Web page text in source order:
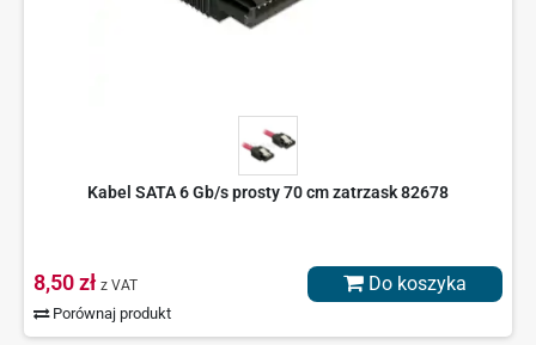
Kabel SATA 6 Gb/s prosty 70 cm zatrzask 82678
8,50 zł z VAT
Porównaj produkt
Do koszyka